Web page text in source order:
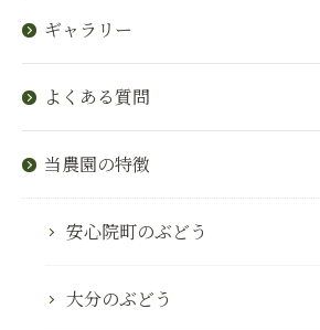
ギャラリー
よくある質問
当農園の特徴
安心院町のぶどう
大分のぶどう